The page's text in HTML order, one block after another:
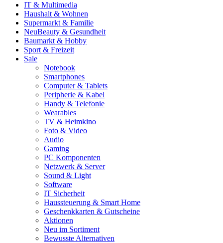
IT & Multimedia
Haushalt & Wohnen
Supermarkt & Familie
NeuBeauty & Gesundheit
Baumarkt & Hobby
Sport & Freizeit
Sale
Notebook
Smartphones
Computer & Tablets
Peripherie & Kabel
Handy & Telefonie
Wearables
TV & Heimkino
Foto & Video
Audio
Gaming
PC Komponenten
Netzwerk & Server
Sound & Light
Software
IT Sicherheit
Haussteuerung & Smart Home
Geschenkkarten & Gutscheine
Aktionen
Neu im Sortiment
Bewusste Alternativen